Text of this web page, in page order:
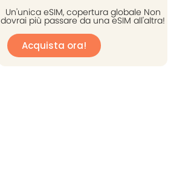
Un'unica eSIM, copertura globale Non
dovrai più passare da una eSIM all'altra!
Acquista ora!